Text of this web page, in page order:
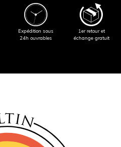
Expédition sous
24h ouvrables
1er retour et
échange gratuit